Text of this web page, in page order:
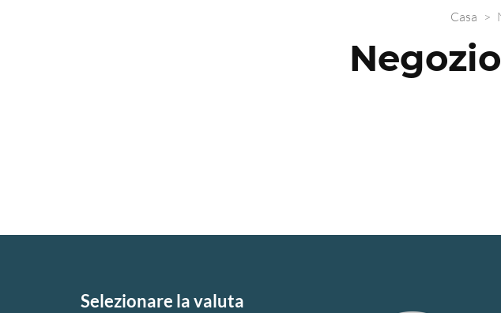
Casa >
Selezionare la valuta